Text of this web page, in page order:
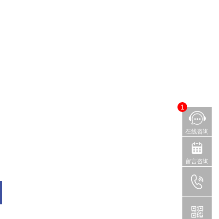
在线咨询
1
留言咨询